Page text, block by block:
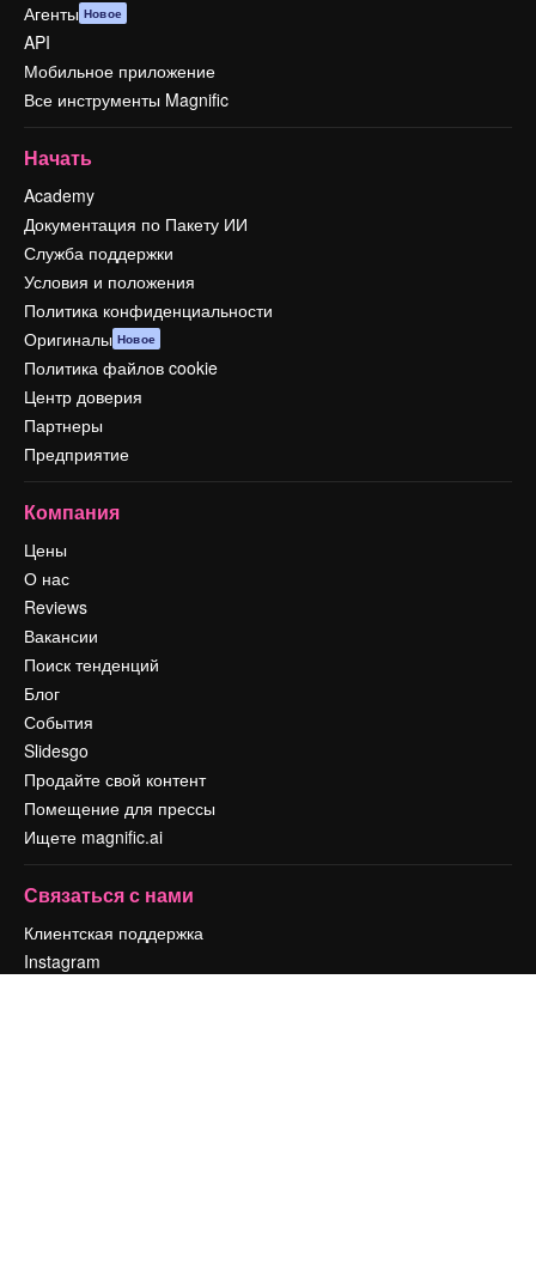
Агенты Новое
API
Мобильное приложение
Все инструменты Magnific
Начать
Academy
Документация по Пакету ИИ
Служба поддержки
Условия и положения
Политика конфиденциальности
Оригиналы Новое
Политика файлов cookie
Центр доверия
Партнеры
Предприятие
Компания
Цены
О нас
Reviews
Вакансии
Поиск тенденций
Блог
События
Slidesgo
Продайте свой контент
Помещение для прессы
Ищете magnific.ai
Связаться с нами
Клиентская поддержка
Instagram